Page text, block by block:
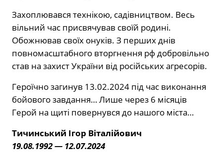
Захоплювався технікою, садівництвом. Весь
вільний час присвячував своїй родині.
Обожнював своїх онуків. З перших днів
повномасштабного вторгнення рф добровільно
став на захист України від російських агресорів.
Героїчно загинув 13.02.2024 під час виконання
бойового завдання… Лише через 6 місяців
Герой на щиті повернувся до нашого міста…
Тичинський Ігор Віталійович
19.08.1992 — 12.07.2024